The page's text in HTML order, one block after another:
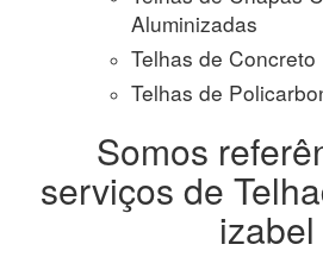
Aluminizadas
Telhas de Concreto
Telhas de
Somos
serviços de
izabel